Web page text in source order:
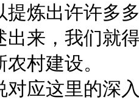
提炼出许许多
出来，我们就
村建设。
对应这里的深